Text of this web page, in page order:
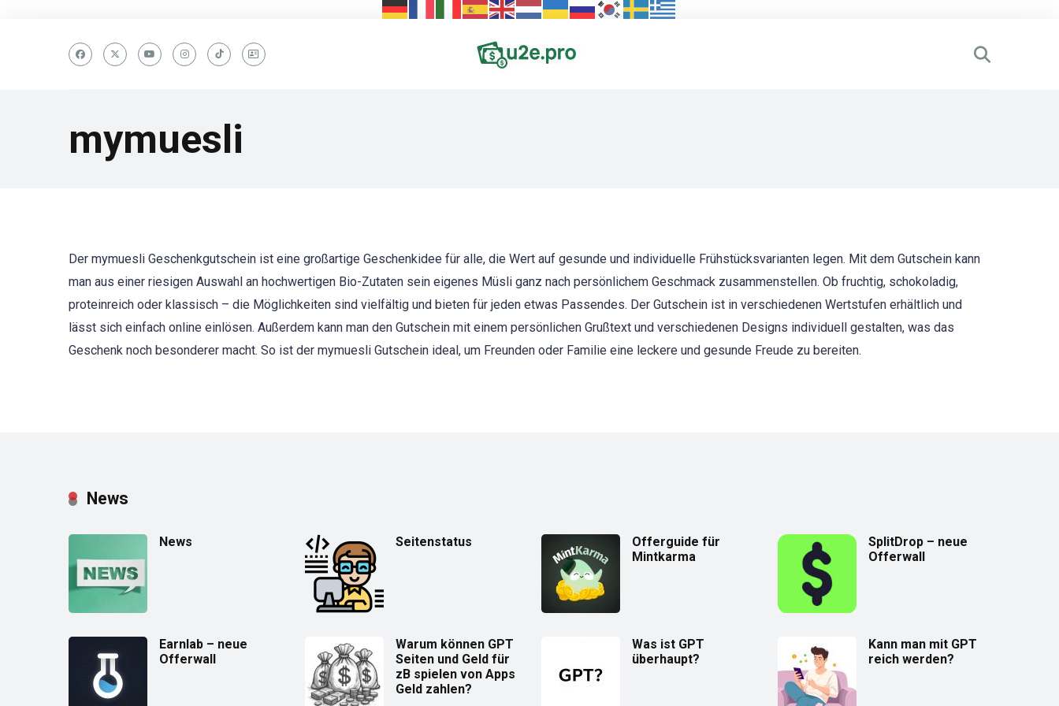
mymuesli
Der mymuesli Geschenkgutschein ist eine großartige Geschenkidee für alle, die Wert auf gesunde und individuelle Frühstücksvarianten legen. Mit dem Gutschein kann
man aus einer riesigen Auswahl an hochwertigen Bio-Zutaten sein eigenes Müsli ganz nach persönlichem Geschmack zusammenstellen. Ob fruchtig, schokoladig,
proteinreich oder klassisch – die Möglichkeiten sind vielfältig und bieten für jeden etwas Passendes. Der Gutschein ist in verschiedenen Wertstufen erhältlich und
lässt sich einfach online einlösen. Außerdem kann man den Gutschein mit einem persönlichen Grußtext und verschiedenen Designs individuell gestalten, was das
Geschenk noch besonderer macht. So ist der mymuesli Gutschein ideal, um Freunden oder Familie eine leckere und gesunde Freude zu bereiten.
News
News Seitenstatus
Offerguide für
Mintkarma
SplitDrop – neue
Offerwall
Earnlab – neue
Offerwall
Warum können GPT
Seiten und Geld für
zB spielen von Apps
Geld zahlen?
Was ist GPT
überhaupt?
Kann man mit GPT
reich werden?